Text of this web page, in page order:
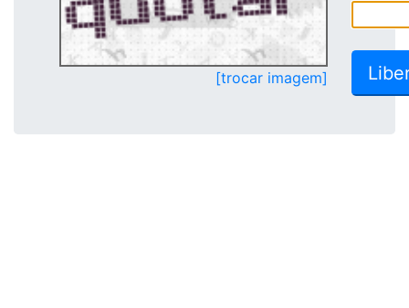
[trocar imagem]